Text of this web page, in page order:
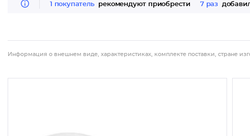
1 покупатель рекомендуют приобрести 7 раз
Информация о внешнем виде, характеристиках, комплекте поставки, стране